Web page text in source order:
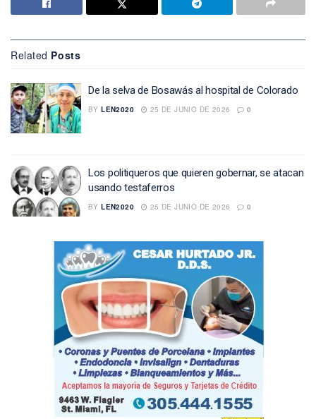
Related Posts
De la selva de Bosawás al hospital de Colorado
BY LEN2020 25 DE JUNIO DE 2026 0
Los politiqueros que quieren gobernar, se atacan
usando testaferros
BY LEN2020 25 DE JUNIO DE 2026 0